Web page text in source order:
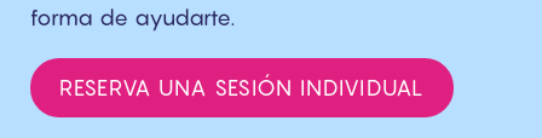
forma de ayudarte.
RESERVA UNA SESIÓN INDIVIDUAL